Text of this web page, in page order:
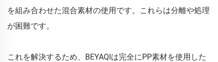
を組み合わせた混合素材の使用です。これらは分離や処理
が困難です。
これを解決するため、BEYAQIは完全にPP素材を使用した